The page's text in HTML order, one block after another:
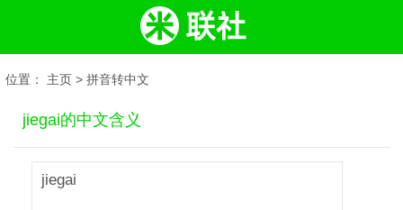
位置： 主页 > 拼音转中文
jiegai的中文含义
jiegai